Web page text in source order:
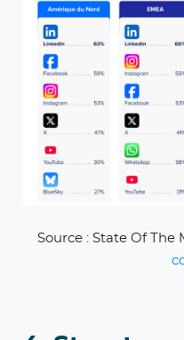
Source : State Of The